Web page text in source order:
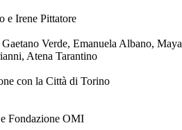
e Irene Pittatore
Gaetano Verde, Emanuela Albano,
Atena Tarantino
con la Città di Torino
Fondazione OMI